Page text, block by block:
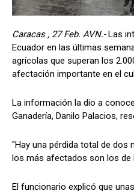
Caracas , 27 Feb. AVN.-Las
Ecuador en las últimas
agrícolas que superan los
afectación importante en el
La información la dio a
Ganadería, Danilo Palacios,
"Hay una pérdida total de dos
los más afectados son los de
El funcionario explicó que